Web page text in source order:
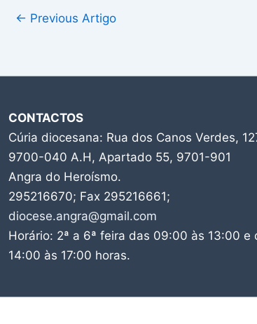
← Previous Artigo
CONTACTOS
Cúria diocesana: Rua dos Canos Verdes,
9700-040 A.H, Apartado 55, 9701-901
Angra do Heroísmo.
295216670; Fax 295216661;
diocese.angra@gmail.com
Horário: 2ª a 6ª feira das 09:00 às 13:00 e
14:00 às 17:00 horas.